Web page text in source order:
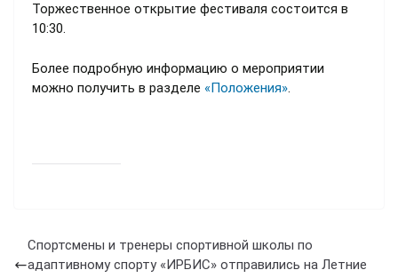
Торжественное открытие фестиваля состоится в
10:30.
Более подробную информацию о мероприятии
можно получить в разделе «Положения»
Спортсмены и тренеры спортивной школы по
адаптивному спорту «ИРБИС» отправились на Летние